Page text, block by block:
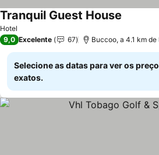
Hotel
Tranquil Guest House
9,0 Excelente 67 Buccoo, a 4.1 km
Selecione as datas para ver os
exatos.